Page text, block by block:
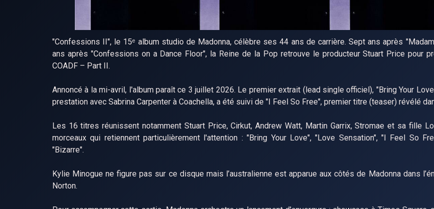
"Confessions II", le 15ᵉ album studio de Madonna, célèbre ses 44 ans de carrière. Sept ans après
ans après "Confessions on a Dance Floor", la Reine de la Pop retrouve le producteur Stuart Price pour
COADF – Part II.
Annoncé à la mi-avril, l'album paraît ce 3 juillet 2026. Le premier extrait (lead single officiel), "Bring Your
prestation avec Sabrina Carpenter à Coachella, a été suivi de "I Feel So Free", premier titre (teaser) révélé
Les 16 titres réunissent notamment Stuart Price, Cirkut, Andrew Watt, Martin Garrix, Stromae et sa fille
morceaux qui retiennent particulièrement l'attention : "Bring Your Love", "Love Sensation", "I Feel So
"Bizarre".
Kylie Minogue ne figure pas sur ce disque mais l’australienne est apparue aux côtés de Madonna dans
Norton.